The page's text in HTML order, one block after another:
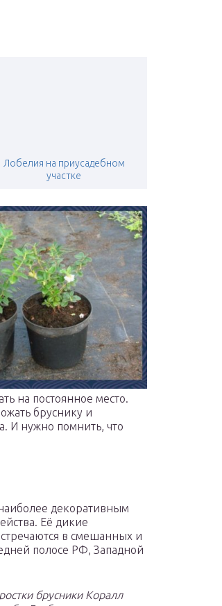
Лобелия на приусадебном
участке
на постоянное место.
бруснику и
И нужно помнить, что
декоративным
Её дикие
в смешанных и
полосе РФ, Западной
брусники Коралл